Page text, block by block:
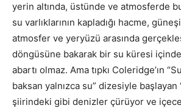
yerin altında, üstünde ve atmosferde
su varlıklarının kapladığı hacme,
atmosfer ve yeryüzü arasında
döngüsüne bakarak bir su küresi
abartı olmaz. Ama tıpkı Coleridge’ın
baksan yalnızca su” dizesiyle başlayan
şiirindeki gibi denizler çürüyor ve